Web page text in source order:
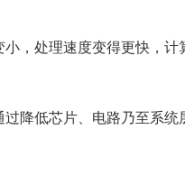
，处理速度变得更快，计
降低芯片、电路乃至系统